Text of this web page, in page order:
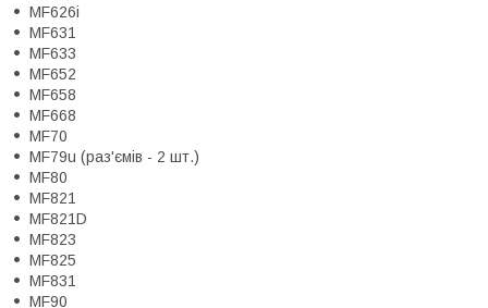
MF626i
MF631
MF633
MF652
MF658
MF668
MF70
MF79u (раз'ємів - 2 шт.)
MF80
MF821
MF821D
MF823
MF825
MF831
MF90